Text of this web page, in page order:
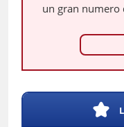
un gran numero